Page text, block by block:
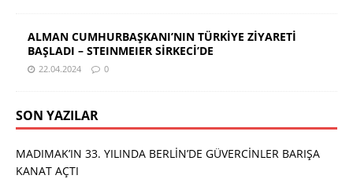
ALMAN CUMHURBAŞKANI’NIN TÜRKİYE ZİYARETİ
BAŞLADI – STEINMEIER SİRKECİ’DE
22.04.2024 0
SON YAZILAR
MADIMAK’IN 33. YILINDA BERLİN’DE GÜVERCİNLER BARIŞA
KANAT AÇTI